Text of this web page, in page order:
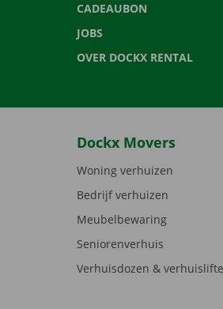
CADEAUBON
JOBS
OVER DOCKX RENTAL
Dockx Movers
Woning verhuizen
Bedrijf verhuizen
Meubelbewaring
Seniorenverhuis
Verhuisdozen &